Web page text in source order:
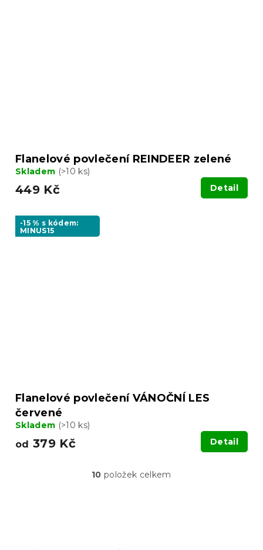
Flanelové povlečení REINDEER zelené
Skladem (>10 ks)
449 Kč Detail
-15 % s kódem:
MINUS15
Flanelové povlečení VÁNOČNÍ LES
červené
Skladem (>10 ks)
od 379 Kč Detail
O
10 položek celkem